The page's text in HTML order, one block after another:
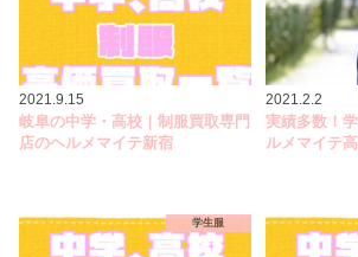
2021.9.15
岐阜の中学・高校｜制服買取専門
店のヘルメマイテ新宿
2021.2.2
実績多数！
ルメマイテ
学生服